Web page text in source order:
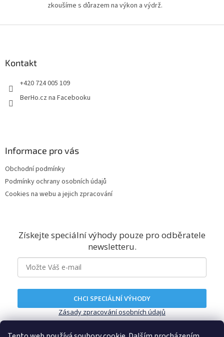
s
zkoušíme s důrazem na výkon a výdrž.
Kontakt
+420 724 005 109
BerHo.cz na Facebooku
Informace pro vás
Obchodní podmínky
Podmínky ochrany osobních údajů
Cookies na webu a jejich zpracování
Získejte speciální výhody pouze pro odběratele
newsletteru.
CHCI SPECIÁLNÍ VÝHODY
Zásady zpracování osobních údajů